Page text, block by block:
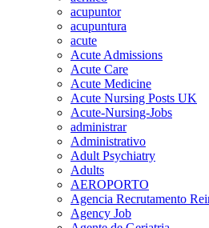
acupuntor
acupuntura
acute
Acute Admissions
Acute Care
Acute Medicine
Acute Nursing Posts UK
Acute-Nursing-Jobs
administrar
Administrativo
Adult Psychiatry
Adults
AEROPORTO
Agencia Recrutamento
Agency Job